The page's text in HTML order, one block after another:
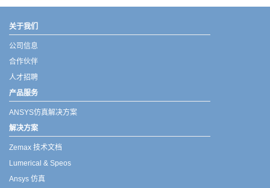
关于我们
公司信息
合作伙伴
人才招聘
产品服务
ANSYS仿真解决方案
解决方案
Zemax 技术文档
Lumerical & Speos
Ansys 仿真